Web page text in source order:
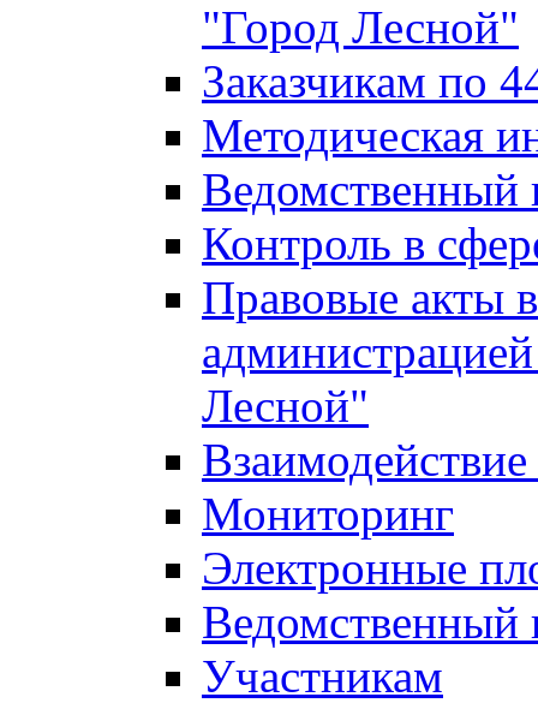
"Город Лесной"
Заказчикам по
Методическая
Ведомственный
Контроль в
Правовые акты
Лесной"
Мониторинг
Электронные
Ведомственный
Участникам